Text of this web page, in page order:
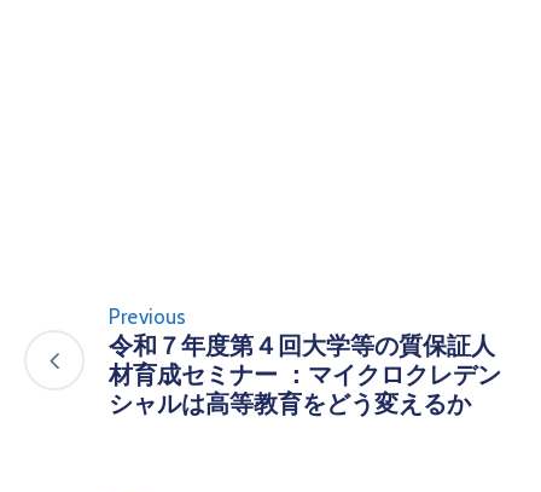
Previous
令和７年度第４回大学等の質保証人
材育成セミナー ：マイクロクレデン
シャルは高等教育をどう変えるか